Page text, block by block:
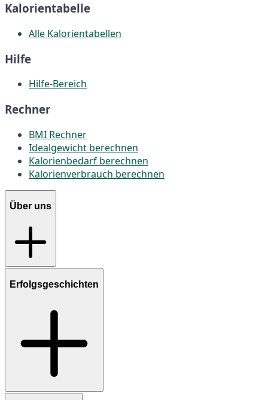
Kalorientabelle
Alle Kalorientabellen
Hilfe
Hilfe-Bereich
Rechner
BMI Rechner
Idealgewicht berechnen
Kalorienbedarf berechnen
Kalorienverbrauch berechnen
Über uns
Erfolgsgeschichten